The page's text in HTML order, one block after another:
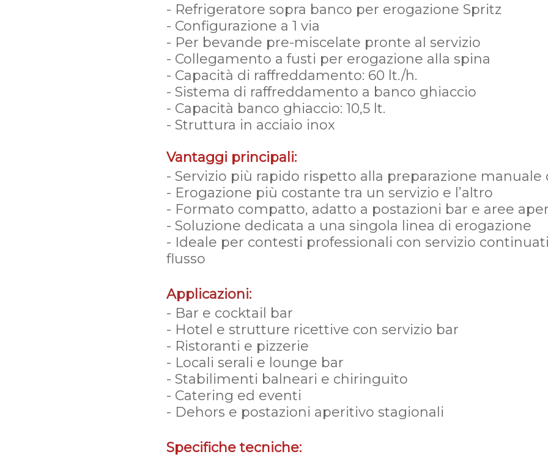
- Refrigeratore sopra banco per erogazione Spritz
- Configurazione a 1 via
- Per bevande pre-miscelate pronte al servizio
- Collegamento a fusti per erogazione alla spina
- Capacità di raffreddamento: 60 lt./h.
- Sistema di raffreddamento a banco ghiaccio
- Capacità banco ghiaccio: 10,5 lt.
- Struttura in acciaio inox
Vantaggi principali:
- Servizio più rapido rispetto alla preparazione manuale
- Erogazione più costante tra un servizio e l’altro
- Formato compatto, adatto a postazioni bar e aree
- Soluzione dedicata a una singola linea di erogazione
- Ideale per contesti professionali con servizio
flusso
Applicazioni:
- Bar e cocktail bar
- Hotel e strutture ricettive con servizio bar
- Ristoranti e pizzerie
- Locali serali e lounge bar
- Stabilimenti balneari e chiringuito
- Catering ed eventi
- Dehors e postazioni aperitivo stagionali
Specifiche tecniche: